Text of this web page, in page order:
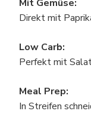
Mit Gemüse:
Direkt mit
Low Carb:
Perfekt mit
Meal Prep:
In Streifen